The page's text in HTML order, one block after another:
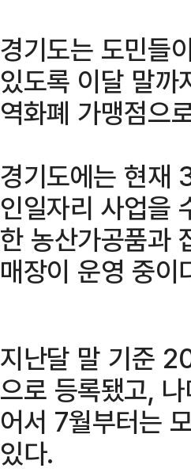
경기도는 도민들
있도록 이달 말까
역화폐 가맹점으
경기도에는 현재
인일자리 사업을
한 농산가공품과
매장이 운영 중이
지난달 말 기준
으로 등록됐고,
어서 7월부터는
있다.